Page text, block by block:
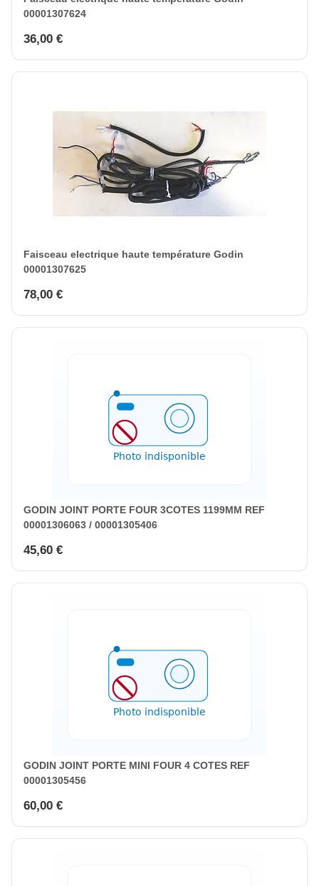
00001307624
36,00 €
Faisceau electrique haute température Godin
00001307625
78,00 €
GODIN JOINT PORTE FOUR 3COTES 1199MM REF
00001306063 / 00001305406
45,60 €
GODIN JOINT PORTE MINI FOUR 4 COTES REF
00001305456
60,00 €